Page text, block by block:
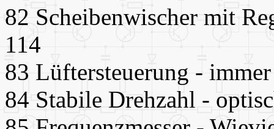
82 Scheibenwischer mit
114
83 Lüftersteuerung -
84 Stabile Drehzahl -